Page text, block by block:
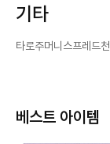
기타
타로주머니스프레드천
베스트 아이템